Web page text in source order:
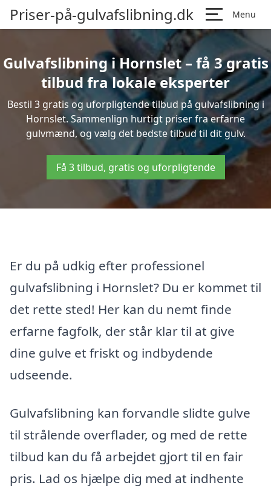
Priser-på-gulvafslibning.dk Menu
Gulvafslibning i Hornslet – få 3 gratis
tilbud fra lokale eksperter
Bestil 3 gratis og uforpligtende tilbud på gulvafslibning i
Hornslet. Sammenlign hurtigt priser fra erfarne
gulvmænd, og vælg det bedste tilbud til dit gulv.
Få 3 tilbud, gratis og uforpligtende
Er du på udkig efter professionel
gulvafslibning i Hornslet? Du er kommet til
det rette sted! Her kan du nemt finde
erfarne fagfolk, der står klar til at give
dine gulve et friskt og indbydende
udseende.
Gulvafslibning kan forvandle slidte gulve
til strålende overflader, og med de rette
tilbud kan du få arbejdet gjort til en fair
pris. Lad os hjælpe dig med at indhente